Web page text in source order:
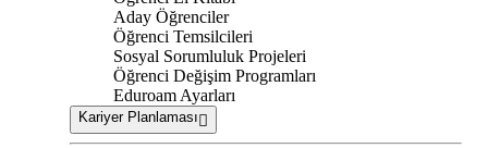
Aday Öğrenciler
Öğrenci Temsilcileri
Sosyal Sorumluluk Projeleri
Öğrenci Değişim Programları
Eduroam Ayarları
Kariyer Planlaması